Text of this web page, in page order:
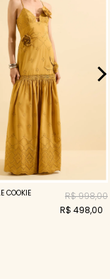
COOKIE
R$ 998,00
R$ 498,00